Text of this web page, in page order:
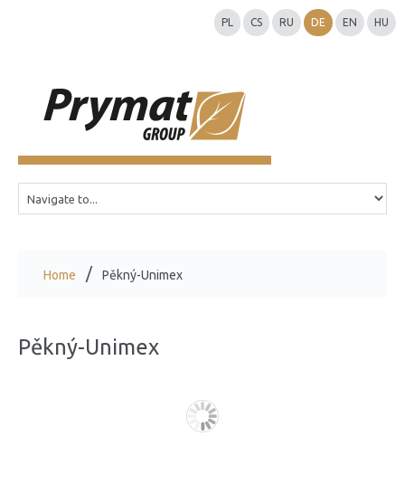
PL CS RU DE EN HU
Home Pěkný-Unimex
Pěkný-Unimex